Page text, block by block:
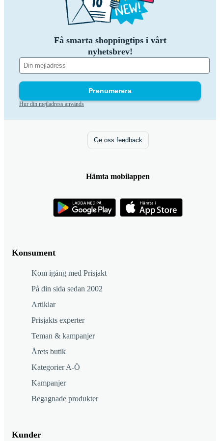
Få smarta shoppingtips i vårt
nyhetsbrev!
Prenumerera
Hur din mejladress används
Konsument
Kom igång med Prisjakt
På din sida sedan 2002
Artiklar
Prisjakts experter
Teman & kampanjer
Årets butik
Kategorier A-Ö
Kampanjer
Begagnade produkter
Kunder
Ge oss feedback
Hämta mobilappen